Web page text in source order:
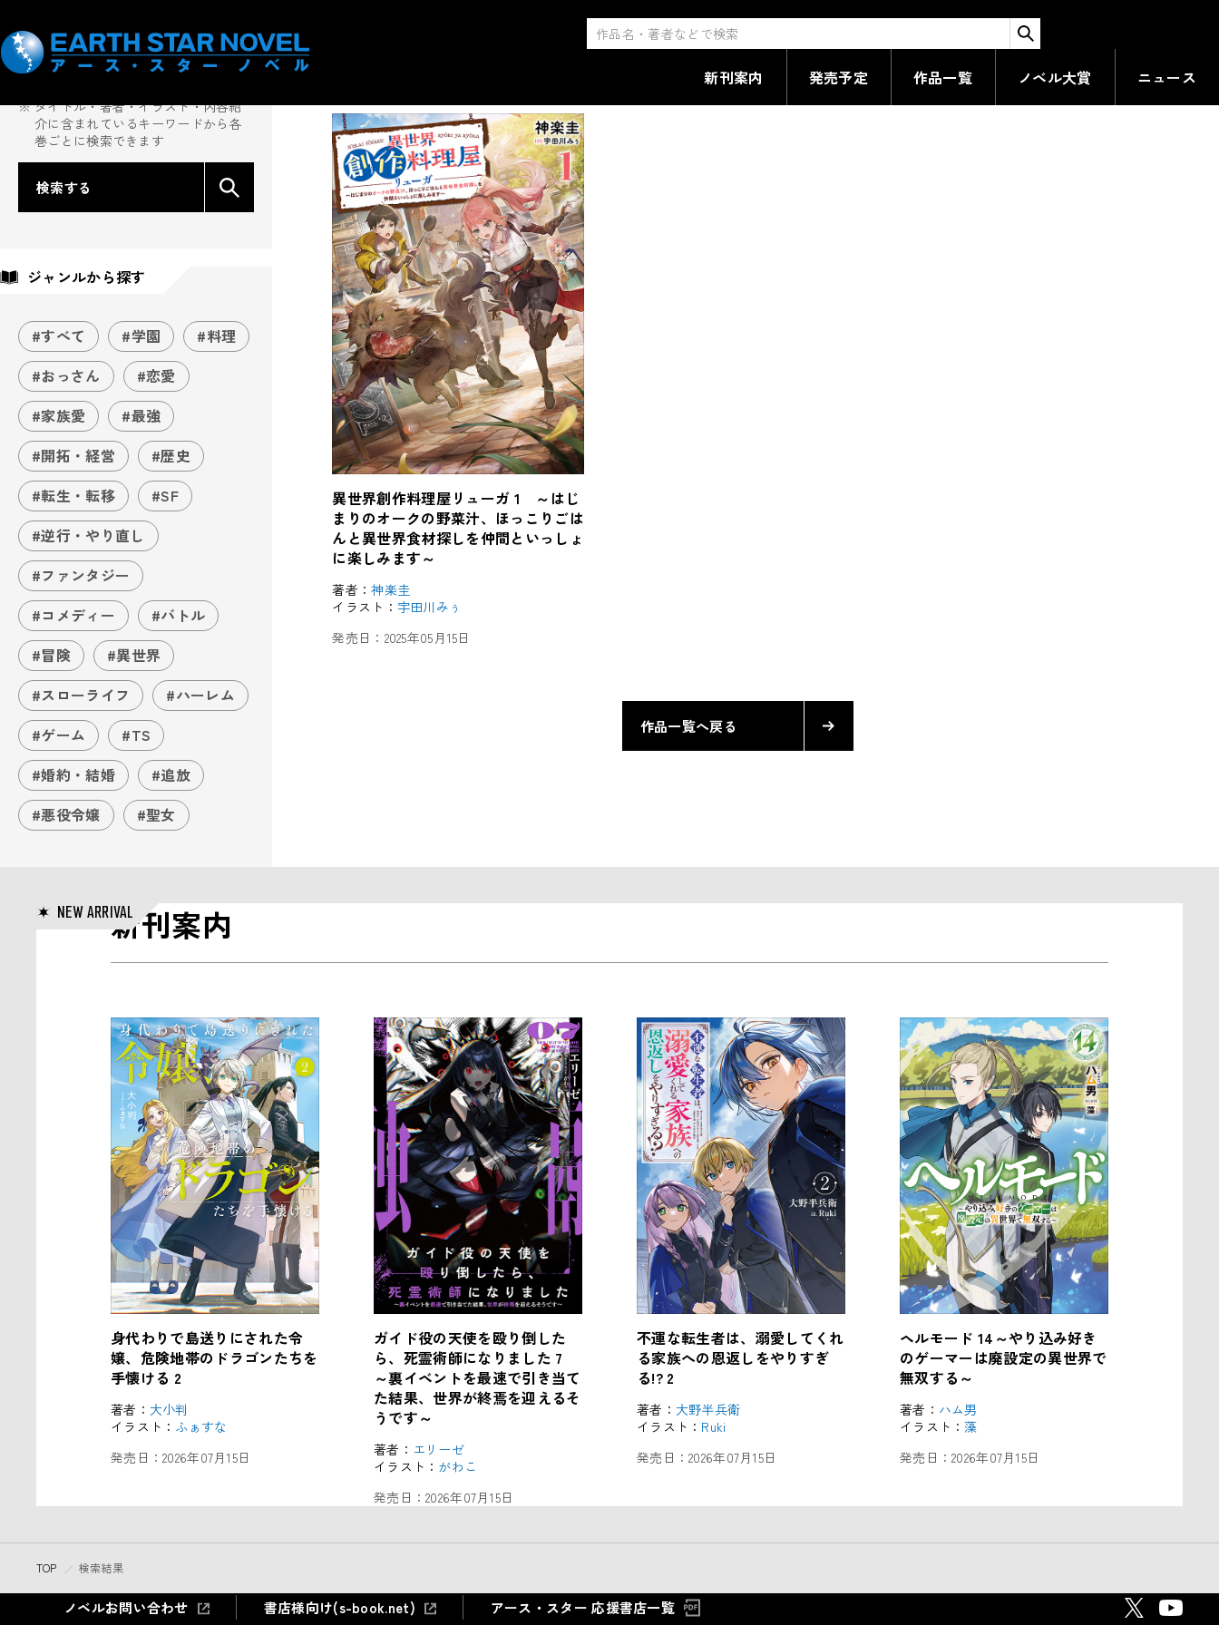
新刊案内
発売予定 作品一覧 ノベル大賞 ニュース
タイトル・著者・イラスト・内容紹
介に含まれているキーワードから各
巻ごとに検索できます
検索する
ジャンルから探す
#すべて #学園
#料理
#おっさん
#恋愛
#家族愛
#最強
#開拓・経営
#歴史
#転生・転移
#SF
#逆行・やり直し
#ファンタジー
#コメディー
#バトル
#冒険
#異世界
#スローライフ
#ハーレム
#ゲーム
#TS
#婚約・結婚
#追放
#悪役令嬢
#聖女
での検索結果
異世界創作料理屋リューガ 1 ～はじ
まりのオークの野菜汁、ほっこりごは
んと異世界食材探しを仲間といっしょ
に楽しみます～
著者：神楽圭
イラスト： 宇田川みぅ
発売日： 2025年05月15日
作品一覧へ戻る
NEW ARRIVAL新刊案内
身代わりで島送りにされた令
嬢、危険地帯のドラゴンたちを
手懐ける 2
著者： 大小判
イラスト： ふぁすな
発売日：2026年07月15日
ガイド役の天使を殴り倒した
ら、死霊術師になりました 7
～裏イベントを最速で引き当て
た結果、世界が終焉を迎えるそ
うです～
著者： エリーゼ
イラスト： がわこ
発売日：2026年07月15日
不運な転生者は、溺愛してくれ
る家族への恩返しをやりすぎ
る!? 2
著者： 大野半兵衛
イラスト： Ruki
発売日：2026年07月15日
ヘルモード 14～やり込み好き
のゲーマーは廃設定の異世界で
無双する～
著者： ハム男
イラスト：藻
発売日：2026年07月15日
TOP 検索結果
ノベルお問い合わせ 書店様向け(s-book.net) アース・スター 応援書店一覧